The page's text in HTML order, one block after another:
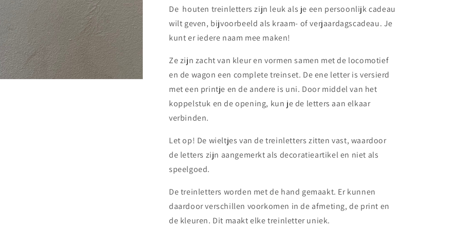
De houten treinletters zijn leuk als je een persoonlijk cadeau
wilt geven, bijvoorbeeld als kraam- of verjaardagscadeau. Je
kunt er iedere naam mee maken!
Ze zijn zacht van kleur en vormen samen met de locomotief
en de wagon een complete treinset. De ene letter is versierd
met een printje en de andere is uni. Door middel van het
koppelstuk en de opening, kun je de letters aan elkaar
verbinden.
Let op! De wieltjes van de treinletters zitten vast, waardoor
de letters zijn aangemerkt als decoratieartikel en niet als
speelgoed.
De treinletters worden met de hand gemaakt. Er kunnen
daardoor verschillen voorkomen in de afmeting, de print en
de kleuren. Dit maakt elke treinletter uniek.